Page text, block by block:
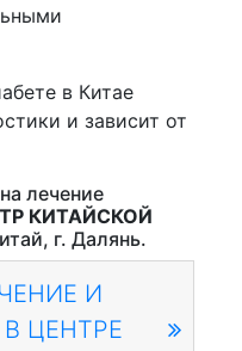
в Китае
и зависит от
лечение
КИТАЙСКОЙ
г. Далянь.
И
ЦЕНТРЕ